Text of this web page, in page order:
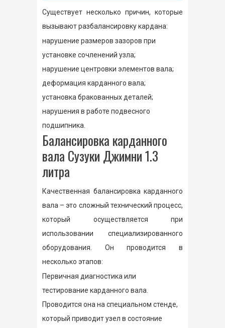
Существует несколько причин, которые
вызывают разбалансировку кардана:
нарушение размеров зазоров при
установке сочленений узла;
нарушение центровки элементов вала;
деформация карданного вала;
установка бракованных деталей;
нарушения в работе подвесного
подшипника.
Балансировка карданного
вала Сузуки Джимни 1.3
литра
Качественная балансировка карданного
вала – это сложный технический процесс,
который осуществляется при
использовании специализированного
оборудования. Он проводится в
несколько этапов:
Первичная диагностика или
тестирование карданного вала.
Проводится она на специальном стенде,
который приводит узел в состояние